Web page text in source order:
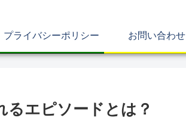
プライバシーポリシー お問い合わせ
るエピソードとは？